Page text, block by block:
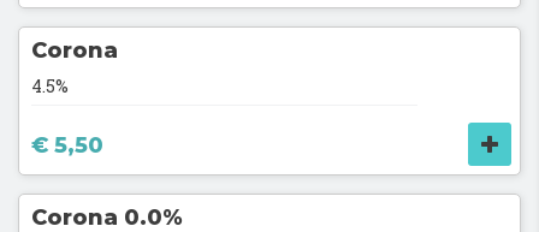
Corona
4.5%
€ 5,50
Corona 0.0%